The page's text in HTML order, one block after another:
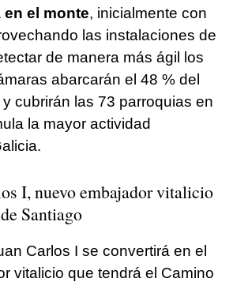
el monte, inicialmente con
las instalaciones de
de manera más ágil los
abarcarán el 48 % del
cubrirán las 73 parroquias en
la mayor actividad
I, nuevo embajador vitalicio
Santiago
Carlos I se convertirá en el
vitalicio que tendrá el Camino